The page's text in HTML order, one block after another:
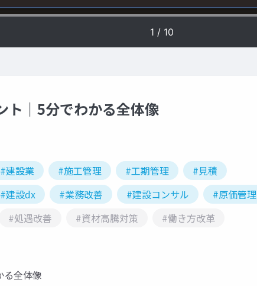
ト｜5分でわかる全体像
#建設業 #施工管理 #工期管理
#見積
#建設dx #業務改善 #建設コンサル
#原価管理
#処遇改善 #資材高騰対策 #働き方改革
る全体像